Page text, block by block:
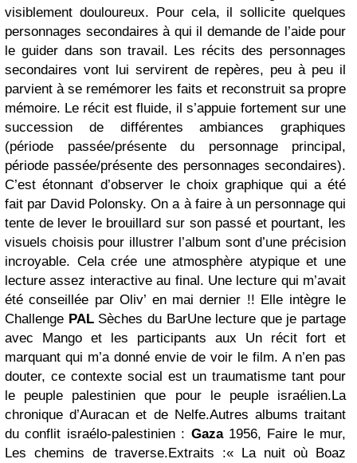
visiblement douloureux. Pour cela, il sollicite quelques
personnages secondaires à qui il demande de l’aide pour
le guider dans son travail. Les récits des personnages
secondaires vont lui servirent de repères, peu à peu il
parvient à se remémorer les faits et reconstruit sa propre
mémoire. Le récit est fluide, il s’appuie fortement sur une
succession de différentes ambiances graphiques
(période passée/présente du personnage principal,
période passée/présente des personnages secondaires).
C’est étonnant d’observer le choix graphique qui a été
fait par David Polonsky. On a à faire à un personnage qui
tente de lever le brouillard sur son passé et pourtant, les
visuels choisis pour illustrer l’album sont d’une précision
incroyable. Cela crée une atmosphère atypique et une
lecture assez interactive au final. Une lecture qui m’avait
été conseillée par Oliv’ en mai dernier !! Elle intègre le
Challenge PALSèches du BarUne lecture que je partage
avec Mango et les participants aux Un récit fort et
marquant qui m’a donné envie de voir le film. A n’en pas
douter, ce contexte social est un traumatisme tant pour
le peuple palestinien que pour le peuple israélien.La
chronique d’Auracan et de Nelfe.Autres albums traitant
du conflit israélo-palestinien : Gaza1956, Faire le mur,
Les chemins de traverse.Extraits :« La nuit où Boaz